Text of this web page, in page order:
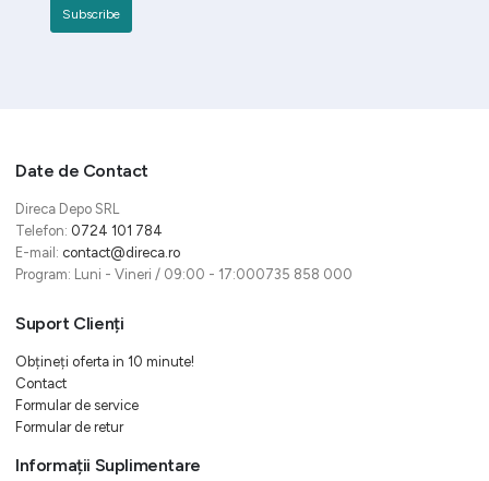
Date de Contact
Direca Depo SRL
Telefon: 0724 101 784
E-mail: contact@direca.ro
Program: Luni - Vineri / 09:00 - 17:000735 858 000
Suport Clienți
Obțineți oferta in 10 minute!
Contact
Formular de service
Formular de retur
Informații Suplimentare